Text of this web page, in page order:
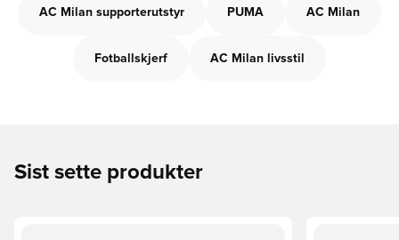
AC Milan supporterutstyr PUMA AC Milan
Fotballskjerf AC Milan livsstil
Sist sette produkter